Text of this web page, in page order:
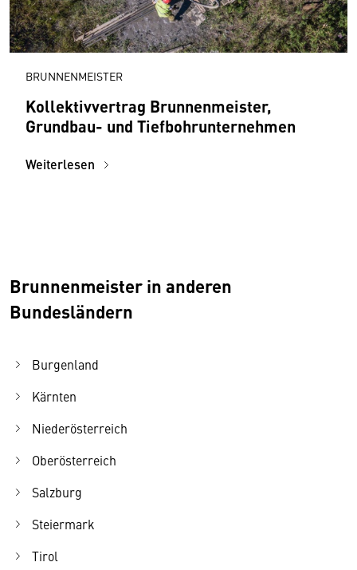
BRUNNENMEISTER
Kollektivvertrag Brunnenmeister,
Grundbau- und Tiefbohrunternehmen
Weiterlesen
Brunnenmeister in anderen
Bundesländern
Burgenland
Kärnten
Niederösterreich
Oberösterreich
Salzburg
Steiermark
Tirol